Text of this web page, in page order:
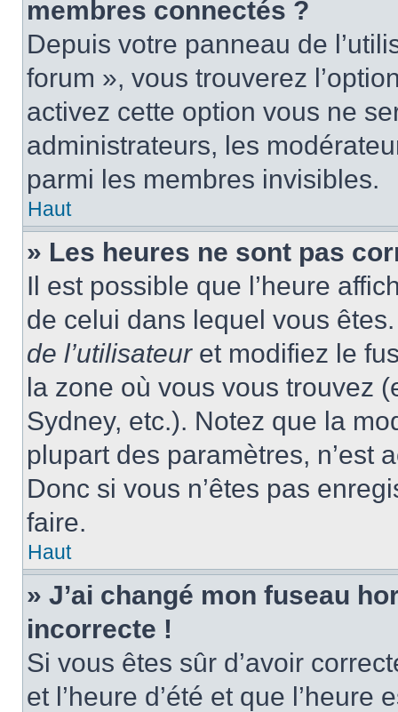
membres connectés ?
Depuis votre panneau de
forum », vous trouverez
activez cette option vous ne
administrateurs, les
parmi les membres invisibles.
Haut
» Les heures ne sont pas
Il est possible que l’heure
de celui dans lequel vous
de l’utilisateuret modifiez le
la zone où vous vous trouvez
Sydney, etc.). Notez que la
plupart des paramètres, n’est
Donc si vous n’êtes pas
faire.
Haut
» J’ai changé mon fuseau
incorrecte !
Si vous êtes sûr d’avoir
et l’heure d’été et que